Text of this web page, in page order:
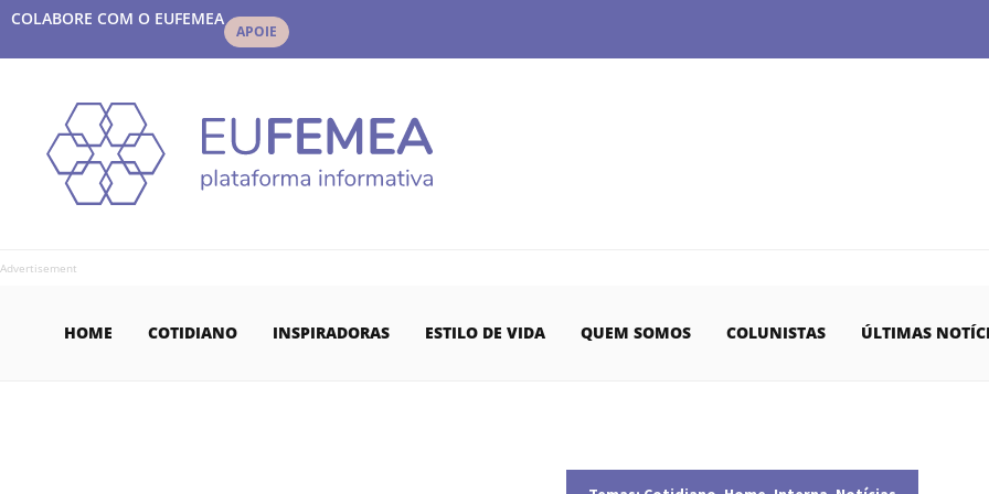
COLABORE COM O EUFEMEA
APOIE
Advertisement
HOME COTIDIANO INSPIRADORAS ESTILO DE VIDA QUEM SOMOS COLUNISTAS ÚLTIMAS